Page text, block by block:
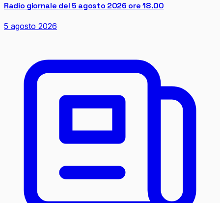
Radio giornale del 5 agosto 2026 ore 18.00
5 agosto 2026